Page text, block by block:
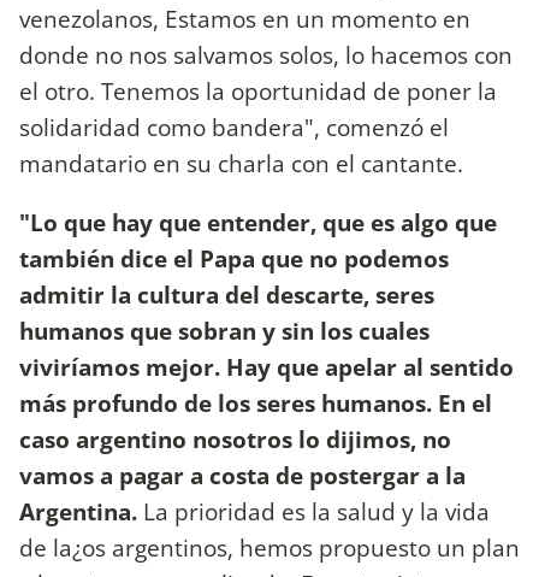
venezolanos, Estamos en un momento en
donde no nos salvamos solos, lo hacemos con
el otro. Tenemos la oportunidad de poner la
solidaridad como bandera", comenzó el
mandatario en su charla con el cantante.
"Lo que hay que entender, que es algo que
también dice el Papa que no podemos
admitir la cultura del descarte, seres
humanos que sobran y sin los cuales
viviríamos mejor. Hay que apelar al sentido
más profundo de los seres humanos. En el
caso argentino nosotros lo dijimos, no
vamos a pagar a costa de postergar a la
Argentina. La prioridad es la salud y la vida
de la¿os argentinos, hemos propuesto un plan